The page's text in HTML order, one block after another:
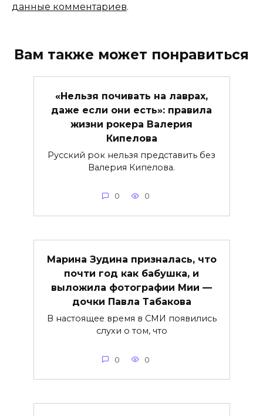
данные комментариев.
Вам также может понравиться
«Нельзя почивать на лаврах,
даже если они есть»: правила
жизни рокера Валерия
Кипелова
Русский рок нельзя представить без
Валерия Кипелова.
0 0
Марина Зудина призналась, что
почти год как бабушка, и
выложила фотографии Мии —
дочки Павла Табакова
В настоящее время в СМИ появились
слухи о том, что
0 0